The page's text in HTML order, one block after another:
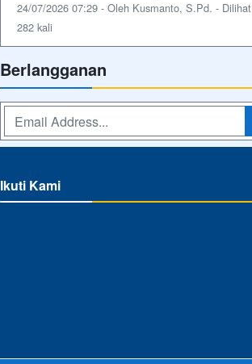
24/07/2026 07:29 - Oleh Kusmanto, S.Pd. - Dilihat
282 kali
Berlangganan
Ikuti Kami